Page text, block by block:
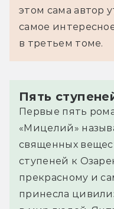
этом сама автор
самое
в третьем томе.
Пять
Первые пять
«Мицелий»
священных
ступеней к
прекрасному и
принесла